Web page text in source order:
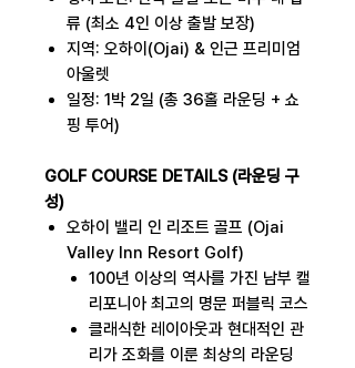
류 (최소 4인 이상 출발 보장)
지역: 오하이(Ojai) & 인근 프리미엄
아울렛
일정: 1박 2일 (총 36홀 라운딩 + 쇼
핑 투어)
GOLF COURSE DETAILS (라운딩 구
성)
오하이 밸리 인 리조트 골프 (Ojai
Valley Inn Resort Golf)
100년 이상의 역사를 가진 남부 캘
리포니아 최고의 명문 퍼블릭 코스
클래식한 레이아웃과 현대적인 관
리가 조화를 이룬 최상의 라운딩